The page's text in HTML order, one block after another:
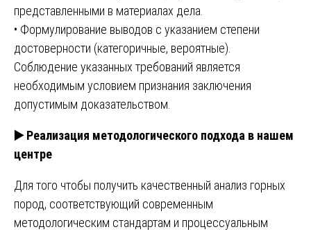
представленными в материалах дела.
• Формулирование выводов с указанием степени
достоверности (категоричные, вероятные).
Соблюдение указанных требований является
необходимым условием признания заключения
допустимым доказательством.
▶️Реализация методологического подхода в нашем
центре
Для того чтобы получить качественный анализ горных
пород, соответствующий современным
методологическим стандартам и процессуальным